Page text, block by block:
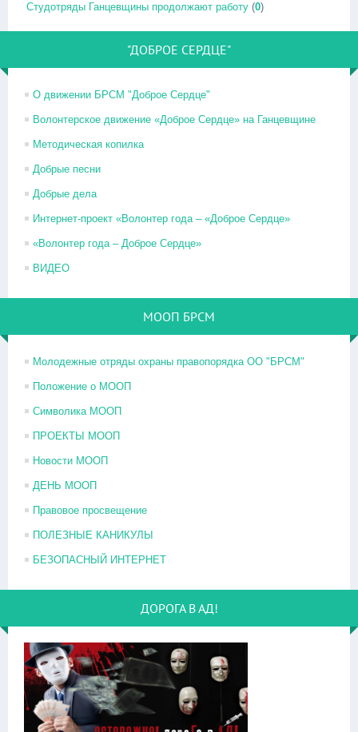
Студотряды Ганцевщины продолжают работу (0)
"ДОБРОЕ СЕРДЦЕ"
О движении БРСМ "Доброе Сердце"
Волонтерское движение «Доброе Сердце» на Ганцевщине
Методическая копилка
Добрые песни
Добрые дела
Интернет-проект «Волонтер года – «Доброе Сердце»
«Волонтер года – Доброе Сердце»
ВИДЕО
МООП БРСМ
Молодежные отряды охраны правопорядка ОО "БРСМ"
Положение о МООП
Символика МООП
ПРОЕКТЫ МООП
Новости МООП
ДЕНЬ МООП
Правовое просвещение
ПОЛЕЗНЫЕ КАНИКУЛЫ
БЕЗОПАСНЫЙ ИНТЕРНЕТ
ДОРОГА В АД!